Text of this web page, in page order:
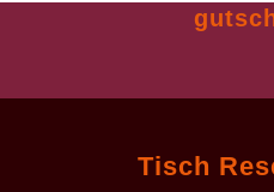
Tisch